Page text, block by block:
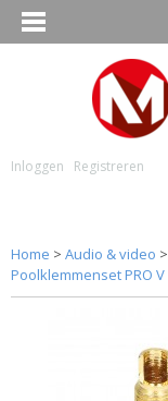
Inloggen Registreren
Home > Audio & video >
Poolklemmenset PRO V